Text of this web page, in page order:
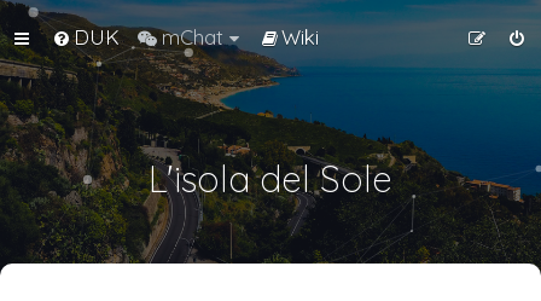
DUK mChat Wiki
L'isola del Sole